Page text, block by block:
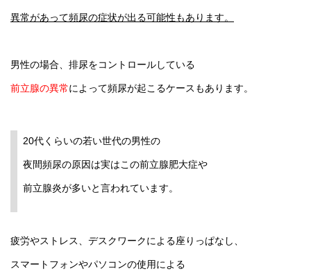
異常があって頻尿の症状が出る可能性もあります。
男性の場合、排尿をコントロールしている
前立腺の異常によって頻尿が起こるケースもあります。
20代くらいの若い世代の男性の
夜間頻尿の原因は実はこの前立腺肥大症や
前立腺炎が多いと言われています。
疲労やストレス、デスクワークによる座りっぱなし、
スマートフォンやパソコンの使用による